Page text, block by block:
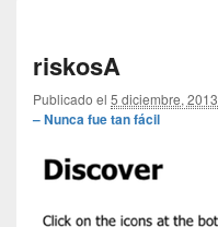
riskosA
Publicado el 5 diciembre, 2013
– Nunca fue tan fácil